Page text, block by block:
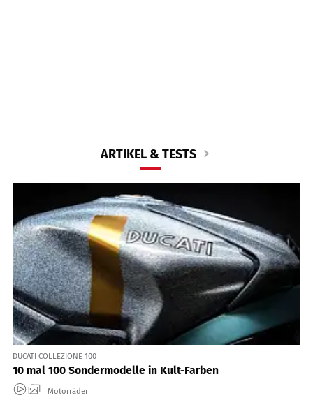
ARTIKEL & TESTS
DUCATI COLLEZIONE 100
10 mal 100 Sondermodelle in Kult-Farben
Motorräder